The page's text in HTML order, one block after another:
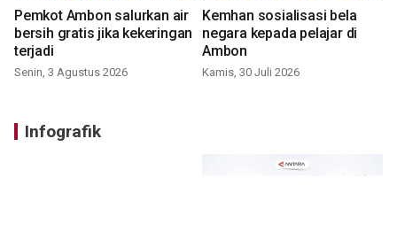
Pemkot Ambon salurkan air
bersih gratis jika kekeringan
terjadi
Senin, 3 Agustus 2026
Kemhan sosialisasi bela
negara kepada pelajar di
Ambon
Kamis, 30 Juli 2026
Infografik